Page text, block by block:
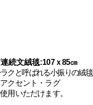
続文絨毯:107ｘ85㎝
クと呼ばれる小振りの絨毯
アクセント・ラグ
用いただけます。